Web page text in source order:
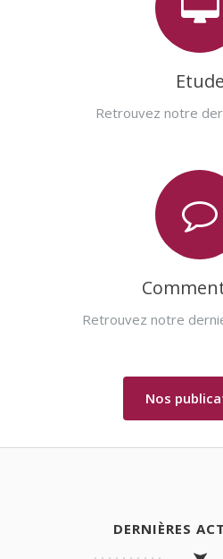
Etude
Retrouvez notre
Retrouvez notre
Nos
DERNIÈRES